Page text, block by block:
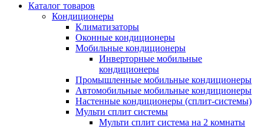
Каталог товаров
Кондиционеры
Климатизаторы
Оконные кондиционеры
Мобильные кондиционеры
Инверторные мобильные
кондиционеры
Промышленные мобильные кондиционеры
Автомобильные мобильные кондиционеры
Настенные кондиционеры (сплит-системы)
Мульти сплит системы
Мульти сплит система на 2 комнаты